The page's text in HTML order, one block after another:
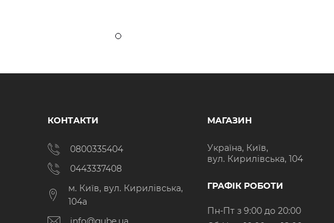
КОНТАКТИ
0800335404
0443337408
м. Київ, вул. Кирилівська,
104а
МАГАЗИН
Україна, Київ,
вул. Кирилівська, 104
ГРАФІК РОБОТИ
Пн-Пт з 9:00 до 20:00